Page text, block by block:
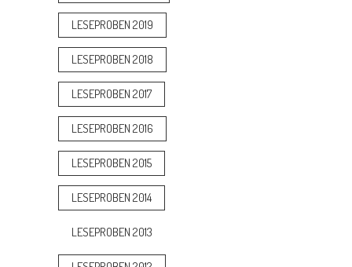
LESEPROBEN 2019
LESEPROBEN 2018
LESEPROBEN 2017
LESEPROBEN 2016
LESEPROBEN 2015
LESEPROBEN 2014
LESEPROBEN 2013